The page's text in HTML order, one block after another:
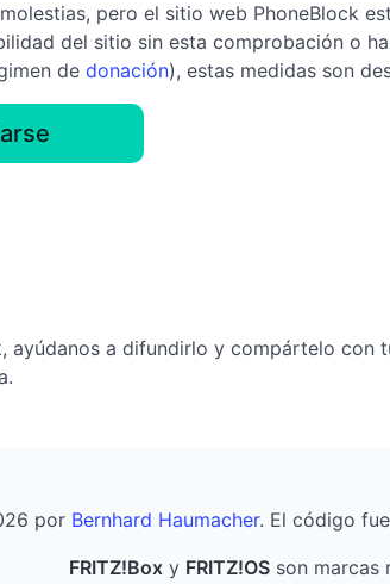
pero el sitio web PhoneBlock
del sitio sin esta comprobación o
de donación), estas medidas son
ayúdanos a difundirlo y compártelo con
por Bernhard Haumacher. El código
FRITZ!Box y FRITZ!OS son marcas